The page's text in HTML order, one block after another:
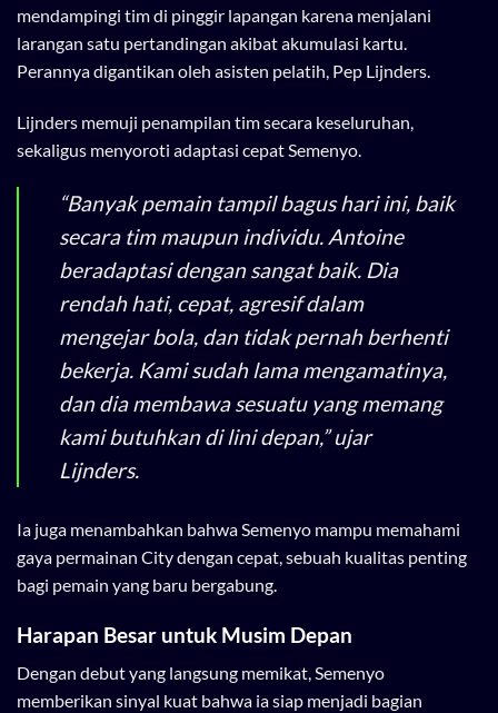
mendampingi tim di pinggir lapangan karena menjalani
larangan satu pertandingan akibat akumulasi kartu.
Perannya digantikan oleh asisten pelatih, Pep Lijnders.
Lijnders memuji penampilan tim secara keseluruhan,
sekaligus menyoroti adaptasi cepat Semenyo.
“Banyak pemain tampil bagus hari ini, baik
secara tim maupun individu. Antoine
beradaptasi dengan sangat baik. Dia
rendah hati, cepat, agresif dalam
mengejar bola, dan tidak pernah berhenti
bekerja. Kami sudah lama mengamatinya,
dan dia membawa sesuatu yang memang
kami butuhkan di lini depan,” ujar
Lijnders.
Ia juga menambahkan bahwa Semenyo mampu memahami
gaya permainan City dengan cepat, sebuah kualitas penting
bagi pemain yang baru bergabung.
Harapan Besar untuk Musim Depan
Dengan debut yang langsung memikat, Semenyo
memberikan sinyal kuat bahwa ia siap menjadi bagian